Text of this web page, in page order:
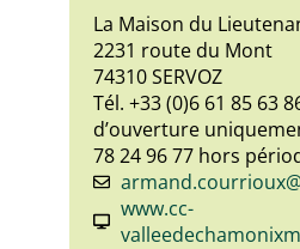
La Maison du
2231 route du Mont
74310 SERVOZ
Tél. +33 (0)6 61 85 63
d’ouverture
78 24 96 77 hors
www.cc-